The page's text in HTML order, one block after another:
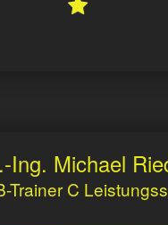
Ing. Michael
Trainer C